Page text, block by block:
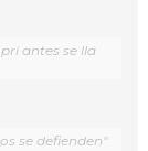
antes se lla
se defienden"